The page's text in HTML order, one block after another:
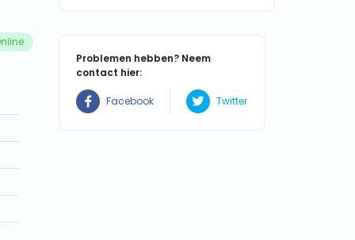
Problemen hebben? Neem
contact hier:
Facebook Twitter